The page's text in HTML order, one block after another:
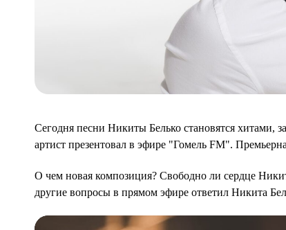
Сегодня песни Никиты Белько становятся хитами,
артист презентовал в эфире "Гомель FM".
О чем новая композиция? Свободно ли сердце
другие вопросы в прямом эфире ответил Никита